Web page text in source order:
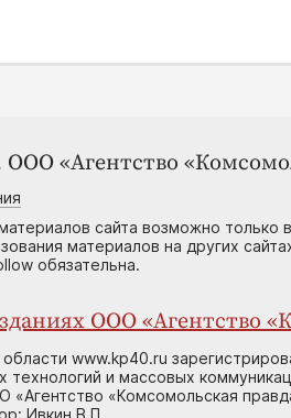
ООО «Агентство
сайта возможно только
материалов на других
обязательна.
ООО «Агентство
области www.kp40.ru
технологий и массовых
«Агентство «Комсомольская
Ивкин В.П.